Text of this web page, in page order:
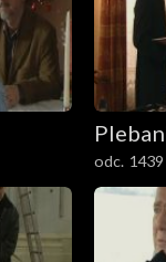
odc. 1439